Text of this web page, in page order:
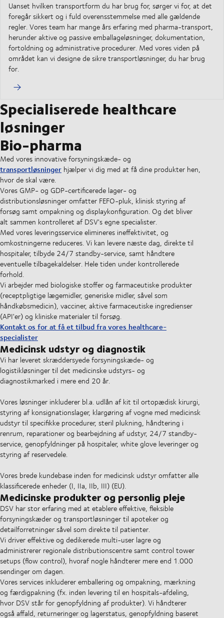
Uanset hvilken transportform du har brug for, sørger vi for, at det
foregår sikkert og i fuld overensstemmelse med alle gældende
regler. Vores team har mange års erfaring med pharma-transport,
herunder aktive og passive emballageløsninger, dokumentation,
fortoldning og administrative procedurer. Med vores viden på
området kan vi designe de sikre transportløsninger, du har brug
for.
Specialiserede healthcare
løsninger
Bio-pharma
Med vores innovative forsyningskæde- og
transportløsninger hjælper vi dig med at få dine produkter hen,
hvor de skal være.
Vores GMP- og GDP-certificerede lager- og
distributionsløsninger omfatter FEFO-pluk, klinisk styring af
forsøg samt ompakning og displaykonfiguration. Og det bliver
alt sammen kontrolleret af DSV's egne specialister.
Med vores leveringsservice elimineres ineffektivitet, og
omkostningerne reduceres. Vi kan levere næste dag, direkte til
hospitaler, tilbyde 24/7 standby-service, samt håndtere
eventuelle tilbagekaldelser. Hele tiden under kontrollerede
forhold.
Vi arbejder med biologiske stoffer og farmaceutiske produkter
(receptpligtige lægemidler, generiske midler, såvel som
håndkøbsmedicin), vacciner, aktive farmaceutiske ingredienser
(API'er) og kliniske materialer til forsøg.
Kontakt os for at få et tilbud fra vores healthcare-
specialister
Medicinsk udstyr og diagnostik
Vi har leveret skræddersyede forsyningskæde- og
logistikløsninger til det medicinske udstyrs- og
diagnostikmarked i mere end 20 år.
Vores løsninger inkluderer bl.a. udlån af kit til ortopædisk kirurgi,
styring af konsignationslager, klargøring af vogne med medicinsk
udstyr til specifikke procedurer, steril plukning, håndtering i
renrum, reparationer og bearbejdning af udstyr, 24/7 standby-
service, genopfyldninger på hospitaler, white glove leveringer og
styring af reservedele.
Vores brede kundebase inden for medicinsk udstyr omfatter alle
klassificerede enheder (I, IIa, IIb, III) (EU).
Medicinske produkter og personlig pleje
DSV har stor erfaring med at etablere effektive, fleksible
forsyningskæder og transportløsninger til apoteker og
detailforretninger såvel som direkte til patienter.
Vi driver effektive og dedikerede multi-user lagre og
administrerer regionale distributionscentre samt control tower
setups (flow control), hvoraf nogle håndterer mere end 1.000
sendinger om dagen.
Vores services inkluderer emballering og ompakning, mærkning
og færdigpakning (fx. inden levering til en hospitals-afdeling,
hvor DSV står for genopfyldning af produkter). Vi håndterer
også affald, returneringer og lagerstatus, genopfyldning baseret